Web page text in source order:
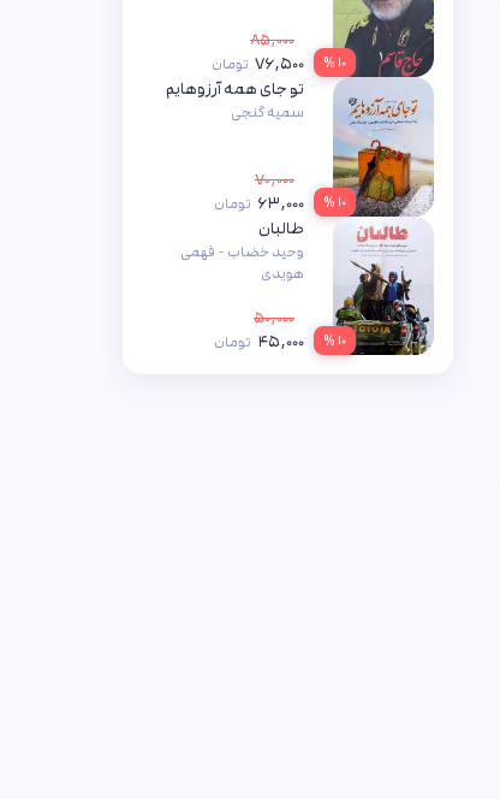
۱۰ %
۸۵,۰۰۰
۷۶,۵۰۰ تومان
۱۰ %
تو جای همه آرزوهایم
سمیه گنجی
۷۰,۰۰۰
۶۳,۰۰۰ تومان
۱۰ %
طالبان
وحید خضاب - فهمی
هویدی
۵۰,۰۰۰
۴۵,۰۰۰ تومان